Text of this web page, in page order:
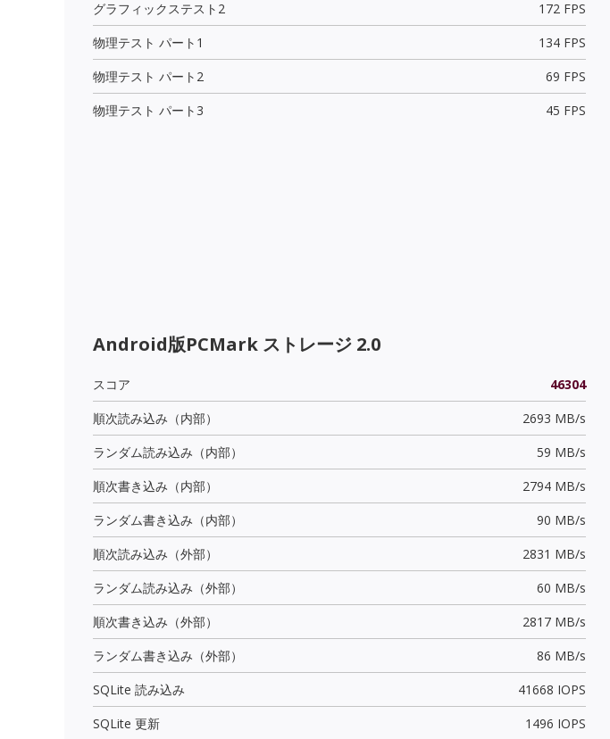
グラフィックステスト2
172 FPS
物理テスト パート1
134 FPS
物理テスト パート2
69 FPS
物理テスト パート3
45 FPS
Android版PCMark ストレージ 2.0
スコア
46304
順次読み込み（内部）
2693 MB/s
ランダム読み込み（内部）
59 MB/s
順次書き込み（内部）
2794 MB/s
ランダム書き込み（内部）
90 MB/s
順次読み込み（外部）
2831 MB/s
ランダム読み込み（外部）
60 MB/s
順次書き込み（外部）
2817 MB/s
ランダム書き込み（外部）
86 MB/s
SQLite 読み込み
41668 IOPS
SQLite 更新
1496 IOPS